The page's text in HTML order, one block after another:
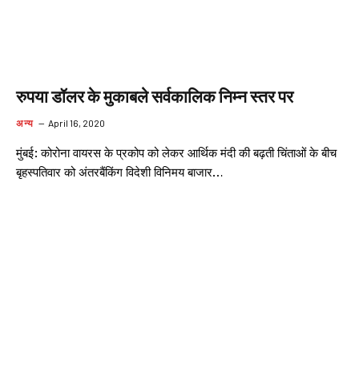
रुपया डॉलर के मुकाबले सर्वकालिक निम्न स्तर पर
अन्य April 16, 2020
मुंबई: कोरोना वायरस के प्रकोप को लेकर आर्थिक मंदी की बढ़ती चिंताओं के बीच
बृहस्पतिवार को अंतरबैंकिंग विदेशी विनिमय बाजार…